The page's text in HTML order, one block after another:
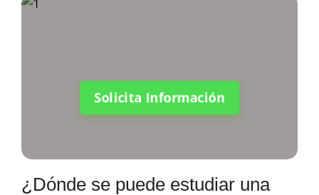
Solicita Información
¿Dónde se puede estudiar una